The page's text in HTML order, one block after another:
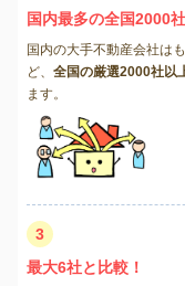
国内最多の全国2000
国内の大手不動産会社は
ど、 全国の厳選2000社以
ます。
3
最大6社と比較！